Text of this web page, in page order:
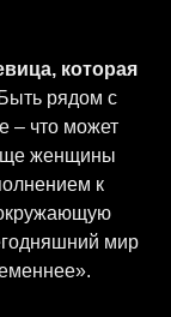
которая
Быть рядом с
– что может
женщины
к
окружающую
мир